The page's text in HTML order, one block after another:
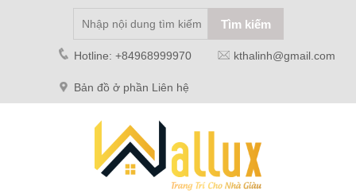
Hotline: +84968999970 kthalinh@gmail.com
Bản đồ ở phần Liên hệ